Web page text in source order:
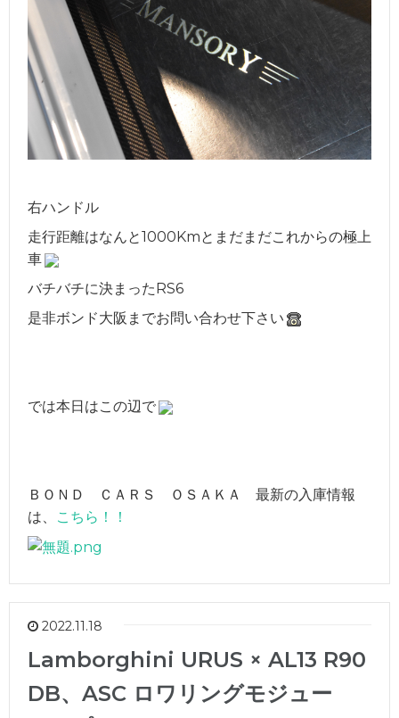
右ハンドル
走行距離はなんと1000Kmとまだまだこれからの極上
車
バチバチに決まったRS6
是非ボンド大阪までお問い合わせ下さい
では本日はこの辺で
ＢＯＮＤ ＣＡＲＳ ＯＳＡＫＡ 最新の入庫情報
は、
こちら！！
2022.11.18
Lamborghini URUS × AL13 R90
DB、ASC ロワリングモジュー